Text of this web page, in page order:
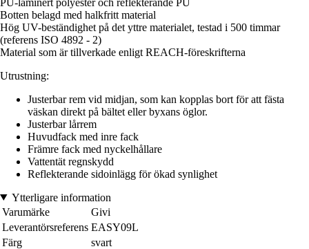
Botten belagd med halkfritt material
Hög UV-beständighet på det yttre materialet, testad i 500 timmar
(referens ISO 4892 - 2)
Material som är tillverkade enligt REACH-föreskrifterna
Utrustning:
Justerbar rem vid midjan, som kan kopplas bort för att fästa
väskan direkt på bältet eller byxans öglor.
Justerbar lårrem
Huvudfack med inre fack
Främre fack med nyckelhållare
Vattentät regnskydd
Reflekterande sidoinlägg för ökad synlighet
Ytterligare information
Varumärke
Givi
Leverantörsreferens EASY09L
Färg
svart